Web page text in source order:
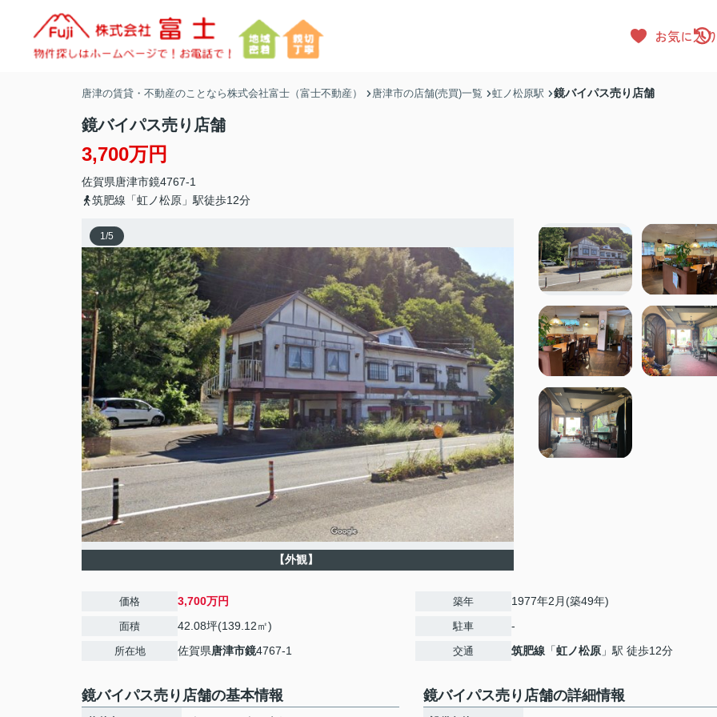
お気に入
唐津の賃貸・不動産のことなら株式会社富士（富士不動産） 唐津市の店舗(売買)一覧 虹ノ松原駅 鏡バイパス売り店舗
鏡バイパス売り店舗
3,700万円
佐賀県唐津市鏡4767-1
筑肥線「虹ノ松原」駅徒歩12分
1/5
【外観】
価格 3,700万円
面積 42.08坪(139.12㎡)
所在地 佐賀県唐津市鏡4767-1
築年 1977年2月(築49年)
駐車 -
交通 筑肥線 「虹ノ松原 」駅 徒歩12分
鏡バイパス売り店舗の基本情報 鏡バイパス売り店舗の詳細情報